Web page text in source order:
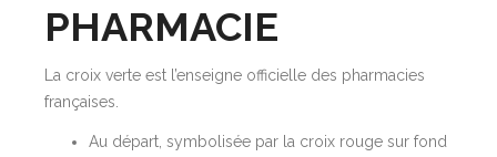
PHARMACIE
La croix verte est l’enseigne officielle des pharmacies
françaises.
Au départ, symbolisée par la croix rouge sur fond